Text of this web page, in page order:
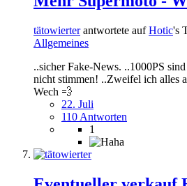
tätowierterantwortete aufHotic's
Allgemeines
..sicher Fake-News. ..1000PS
nicht stimmen! ..Zweifel ich alles
Wech 💨
22. Juli
110 Antworten
1